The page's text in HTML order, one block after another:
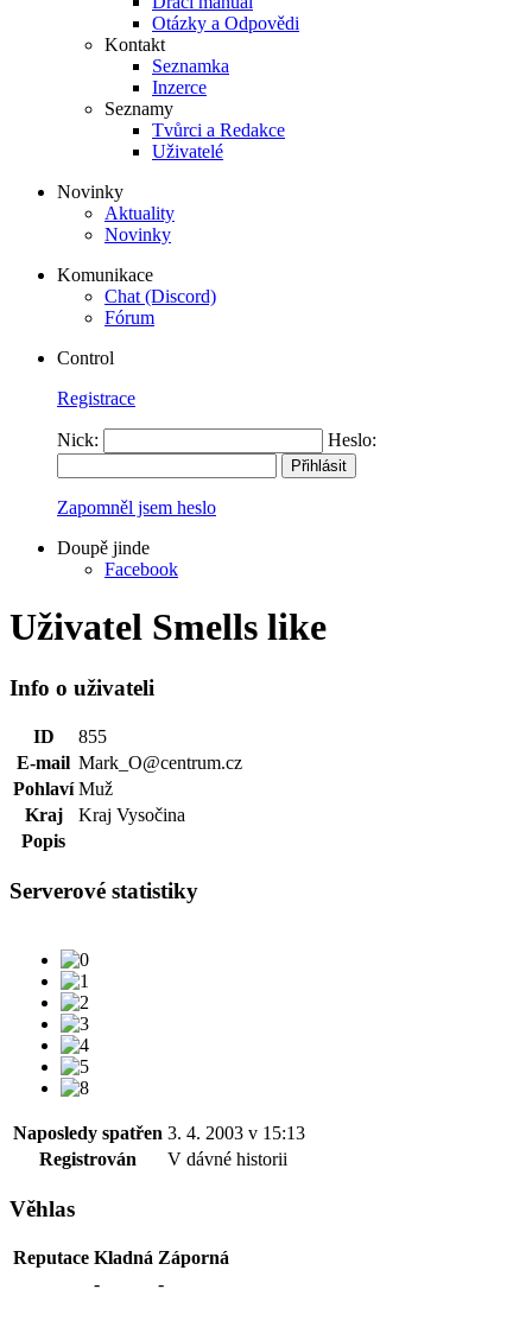
Otázky a Odpovědi
Kontakt
Seznamka
Inzerce
Seznamy
Tvůrci a Redakce
Uživatelé
Novinky
Aktuality
Novinky
Komunikace
Chat (Discord)
Fórum
Control
Registrace
Nick: Heslo:
Zapomněl jsem heslo
Doupě jinde
Facebook
Uživatel Smells like
Info o uživateli
ID
855
E-mail Mark_O@centrum.cz
Pohlaví Muž
Kraj
Kraj Vysočina
Popis
Serverové statistiky
Naposledy spatřen 3. 4. 2003 v 15:13
Registrován
V dávné historii
Věhlas
Reputace Kladná Záporná
-
-